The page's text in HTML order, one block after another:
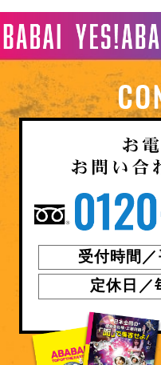
受付時間
定休日／